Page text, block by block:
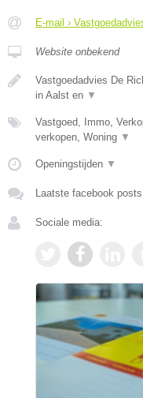
E-mail ›
Website onbekend
Vastgoedadvies De
in Aalst en ▼
Vastgoed, Immo,
verkopen, Woning ▼
Openingstijden ▼
Laatste facebook posts
Sociale media: